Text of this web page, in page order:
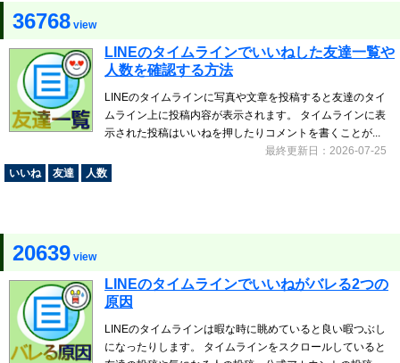
36768 view
LINEのタイムラインでいいねした友達一覧や
人数を確認する方法
LINEのタイムラインに写真や文章を投稿すると友達のタイ
ムライン上に投稿内容が表示されます。 タイムラインに表
示された投稿はいいねを押したりコメントを書くことが...
最終更新日：2026-07-25
いいね
友達 人数
20639 view
LINEのタイムラインでいいねがバレる2つの
原因
LINEのタイムラインは暇な時に眺めていると良い暇つぶし
になったりします。 タイムラインをスクロールしていると